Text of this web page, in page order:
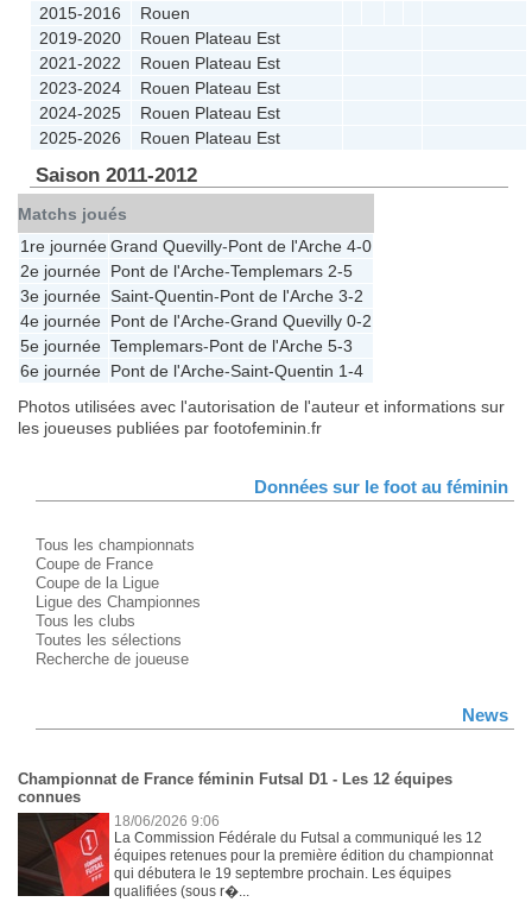
2015-2016
Rouen
2019-2020
Rouen Plateau Est
2021-2022
Rouen Plateau Est
2023-2024
Rouen Plateau Est
2024-2025
Rouen Plateau Est
2025-2026
Rouen Plateau Est
Saison 2011-2012
Matchs joués
1re journéeGrand Quevilly-Pont de l'Arche 4-0
2e journée Pont de l'Arche-Templemars 2-5
3e journée Saint-Quentin-Pont de l'Arche 3-2
4e journée Pont de l'Arche-Grand Quevilly 0-2
5e journée Templemars-Pont de l'Arche 5-3
6e journée Pont de l'Arche-Saint-Quentin 1-4
Photos utilisées avec l'autorisation de l'auteur et informations sur
les joueuses publiées par footofeminin.fr
Données sur le foot au féminin
Tous les championnats
Coupe de France
Coupe de la Ligue
Ligue des Championnes
Tous les clubs
Toutes les sélections
Recherche de joueuse
News
Championnat de France féminin Futsal D1 - Les 12 équipes
connues
18/06/2026 9:06
La Commission Fédérale du Futsal a communiqué les 12
équipes retenues pour la première édition du championnat
qui débutera le 19 septembre prochain. Les équipes
qualifiées (sous r�...